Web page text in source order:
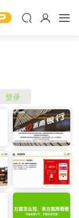
登录